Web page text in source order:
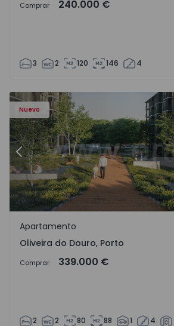
Comprar 240.000 €
3 2 120 146 4
Nuevo
1575522 - 8
Apartamento T2 Vila Nova de Gaia,
Anterior
Oliveira do Douro, Porto
Apartamento
Oliveira do Douro, Porto
Comprar 339.000 €
2 2 80 88 1 4